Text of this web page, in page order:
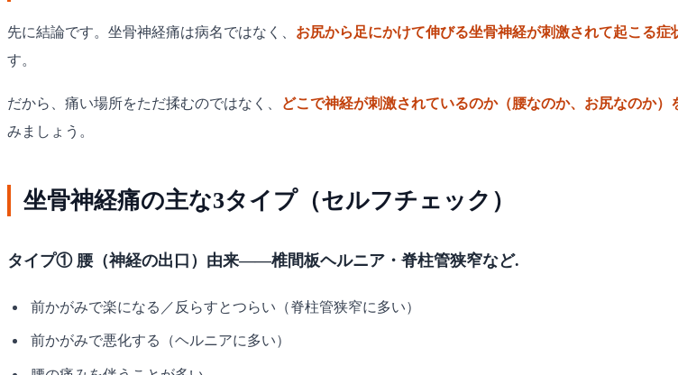
先に結論です。坐骨神経痛は病名ではなく、 お尻から足にかけて伸びる坐骨神経が刺激されて起こる症
す。
だから、痛い場所をただ揉むのではなく、 どこで神経が刺激されているのか（腰なのか、お尻なのか）
みましょう。
坐骨神経痛の主な3タイプ（セルフチェック）
タイプ① 腰（神経の出口）由来——椎間板ヘルニア・脊柱管狭窄など.
前かがみで楽になる／反らすとつらい（脊柱管狭窄に多い）
前かがみで悪化する（ヘルニアに多い）